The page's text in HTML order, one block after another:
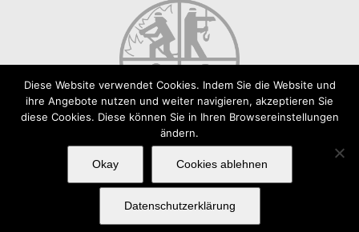
© Copyright 1878 -2026 |Freiwillige Feuerwehr Erlangen-
Diese Website verwendet Cookies. Indem Sie die Website und
ihre Angebote nutzen und weiter navigieren, akzeptieren Sie
diese Cookies. Diese können Sie in Ihren Browsereinstellungen
ändern.
Okay Cookies ablehnen
Datenschutzerklärung